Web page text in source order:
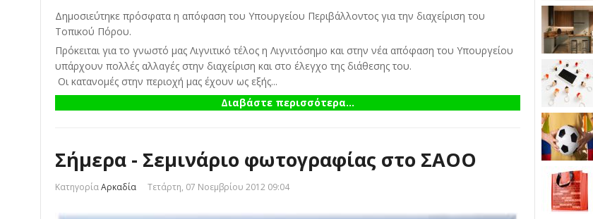
Δημοσιεύτηκε πρόσφατα η απόφαση του Υπουργείου Περιβάλλοντος για την διαχείριση του
Τοπικού Πόρου.
Πρόκειται για το γνωστό μας Λιγνιτικό τέλος η Λιγνιτόσημο και στην νέα απόφαση του Υπουργείου
υπάρχουν πολλές αλλαγές στην διαχείριση και στο έλεγχο της διάθεσης του.
Οι κατανομές στην περιοχή μας έχουν ως εξής...
Διαβάστε περισσότερα...
Σήμερα - Σεμινάριο φωτογραφίας στο ΣΑΟΟ
ΚατηγορίαΑρκαδία Τετάρτη, 07 Νοεμβρίου 2012 09:04